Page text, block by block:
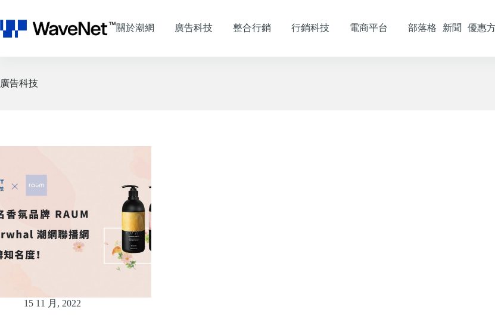
至
主
關於潮網 廣告科技 整合行銷 行銷科技 電商平台 部落格 新聞 優惠
廣告科技
15 11 月, 2022